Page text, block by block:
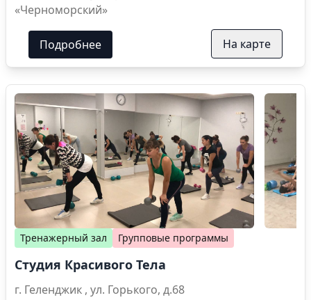
«Черноморский»
Подробнее На карте
Тренажерный зал Групповые программы
Студия Красивого Тела
г. Геленджик , ул. Горького, д.68